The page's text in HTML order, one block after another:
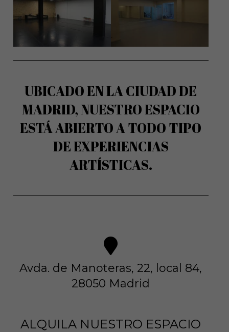
UBICADO EN LA CIUDAD DE
MADRID, NUESTRO ESPACIO
ESTÁ ABIERTO A TODO TIPO
DE EXPERIENCIAS
ARTÍSTICAS.
Avda. de Manoteras, 22, local 84,
28050 Madrid
ALQUILA NUESTRO ESPACIO